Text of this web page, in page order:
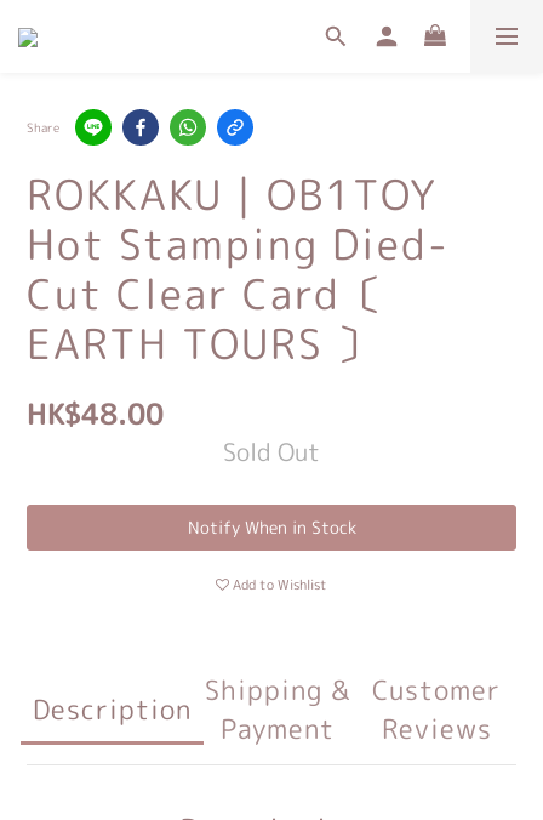
Share
ROKKAKU｜OB1TOY
Hot Stamping Died-
Cut Clear Card〔
EARTH TOURS 〕
HK$48.00
Sold Out
Notify When in Stock
Add to Wishlist
Description
Shipping &
Payment
Customer
Reviews